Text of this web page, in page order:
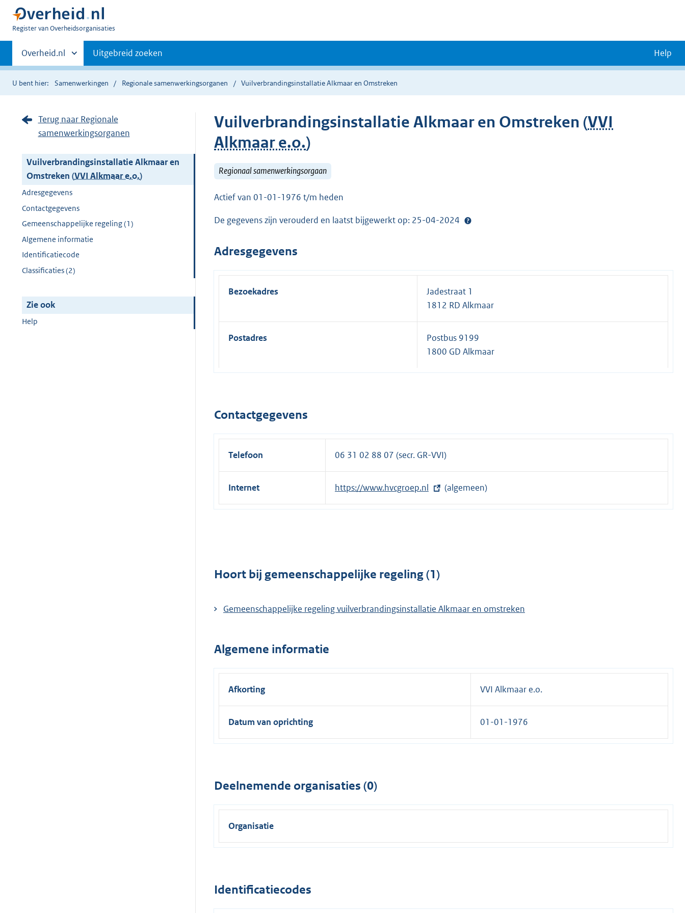
U
Register van Overheidsorganisaties
Primaire
navigatie
Andere
sites
binnen
Overheid.nl Uitgebreid zoeken Help
U bent hier: Samenwerkingen Regionale samenwerkingsorganen Vuilverbrandingsinstallatie Alkmaar en Omstreken
Terug naar Regionale
samenwerkingsorganen
Vuilverbrandingsinstallatie Alkmaar en
Omstreken (VVI Alkmaar e.o.)
Adresgegevens
Contactgegevens
Gemeenschappelijke regeling (1)
Algemene informatie
Identificatiecode
Classificaties (2)
Zie ook
Help
Vuilverbrandingsinstallatie Alkmaar en Omstreken (VVI
Alkmaar e.o.)
Regionaal samenwerkingsorgaan
Actief van 01-01-1976 t/m heden
De gegevens zijn verouderd en laatst bijgewerkt op: 25-04-2024
Adresgegevens
Bezoekadres
Jadestraat 1
1812 RD Alkmaar
Postadres
Postbus 9199
1800 GD Alkmaar
Contactgegevens
Telefoon 06 31 02 88 07 (secr. GR-VVI)
Internet
E
x
e
l
n
https://www.hvcgroep.nl (algemeen)
Hoort bij gemeenschappelijke regeling (1)
Gemeenschappelijke regeling vuilverbrandingsinstallatie Alkmaar en omstreken
Algemene informatie
Afkorting VVI Alkmaar e.o.
Datum van oprichting 01-01-1976
Deelnemende organisaties (0)
Organisatie
Identificatiecodes